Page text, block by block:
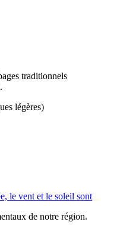
traditionnels
légères)
le vent et le soleil sont
de notre région.